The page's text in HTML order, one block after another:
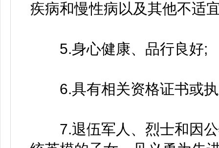
疾病和慢性病以及其他不适
5.身心健康、品行良好;
6.具有相关资格证书或执
7.退伍军人、烈士和因公